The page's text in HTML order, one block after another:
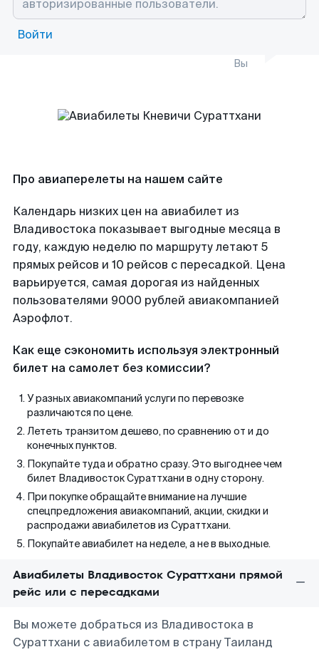
Войти
Вы
Про авиаперелеты на нашем сайте
Календарь низких цен на авиабилет из
Владивостока показывает выгодные месяца в
году, каждую неделю по маршруту летают 5
прямых рейсов и 10 рейсов с пересадкой. Цена
варьируется, самая дорогая из найденных
пользователями 9000 рублей авиакомпанией
Аэрофлот.
Как еще сэкономить используя электронный
билет на самолет без комиссии?
У разных авиакомпаний услуги по перевозке
различаются по цене.
Лететь транзитом дешево, по сравнению от и до
конечных пунктов.
Покупайте туда и обратно сразу. Это выгоднее чем
билет Владивосток Сураттхани в одну сторону.
При покупке обращайте внимание на лучшие
спецпредложения авиакомпаний, акции, скидки и
распродажи авиабилетов из Сураттхани.
Покупайте авиабилет на неделе, а не в выходные.
Авиабилеты Владивосток Сураттхани прямой
рейс или с пересадками
Вы можете добраться из Владивостока в
Сураттхани с авиабилетом в страну Таиланд